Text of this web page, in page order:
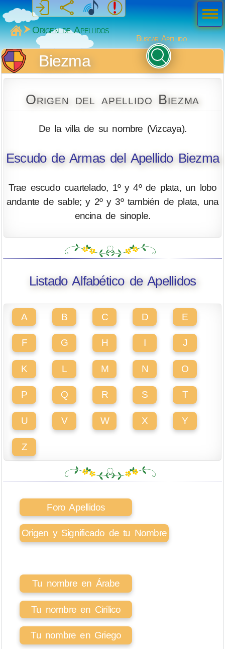
MiSabueso
Origen de Apellidos
Buscar Apellido
Biezma
Origen del apellido Biezma
De la villa de su nombre (Vizcaya).
Escudo de Armas del Apellido Biezma
Trae escudo cuartelado, 1º y 4º de plata, un lobo
andante de sable; y 2º y 3º también de plata, una
encina de sinople.
Listado Alfabético de Apellidos
A B C D E
F G H I J
K L M N O
P Q R S T
U V W X Y
Z
Foro Apellidos
Origen y Significado de tu Nombre
Tu nombre en Árabe
Tu nombre en Cirílico
Tu nombre en Griego
Men
ú